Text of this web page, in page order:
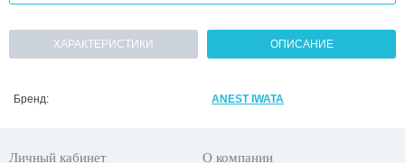
ХАРАКТЕРИСТИКИ ОПИСАНИЕ
Бренд: ANEST IWATA
Личный кабинет О компании